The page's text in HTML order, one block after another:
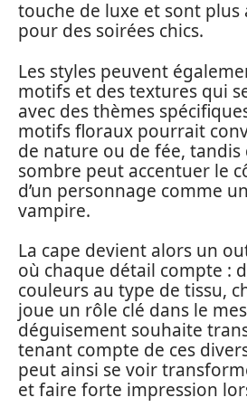
touche de luxe et sont
pour des soirées chics.
Les styles peuvent
motifs et des textures qui
avec des thèmes
motifs floraux pourrait
de nature ou de fée, tandis
sombre peut accentuer le
d’un personnage comme
vampire.
La cape devient alors un
où chaque détail compte :
couleurs au type de tissu,
joue un rôle clé dans le
déguisement souhaite
tenant compte de ces
peut ainsi se voir
et faire forte impression